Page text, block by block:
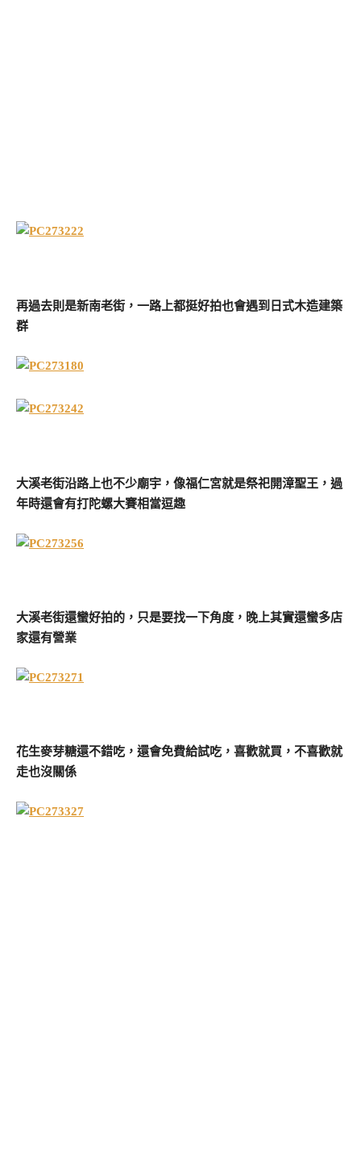
再過去則是新南老街，一路上都挺好拍也會遇到日式木造建築
群
大溪老街沿路上也不少廟宇，像福仁宮就是祭祀開漳聖王，過
年時還會有打陀螺大賽相當逗趣
大溪老街還蠻好拍的，只是要找一下角度，晚上其實還蠻多店
家還有營業
花生麥芽糖還不錯吃，還會免費給試吃，喜歡就買，不喜歡就
走也沒關係